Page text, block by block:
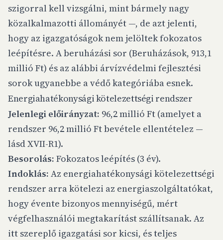
szigorral kell vizsgálni, mint bármely nagy
közalkalmazotti állományét —, de azt jelenti,
hogy az igazgatóságok nem jelöltek fokozatos
leépítésre. A beruházási sor (Beruházások, 913,1
millió Ft) és az alábbi árvízvédelmi fejlesztési
sorok ugyanebbe a védő kategóriába esnek.
Energiahatékonysági kötelezettségi rendszer
Jelenlegi előirányzat: 96,2 millió Ft (amelyet a
rendszer 96,2 millió Ft bevétele ellentételez —
lásd XVII-R1).
Besorolás: Fokozatos leépítés (3 év).
Indoklás: Az energiahatékonysági kötelezettségi
rendszer arra kötelezi az energiaszolgáltatókat,
hogy évente bizonyos mennyiségű, mért
végfelhasználói megtakarítást szállítsanak. Az
itt szereplő igazgatási sor kicsi, és teljes